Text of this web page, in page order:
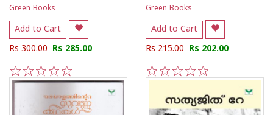
Green Books
Add to Cart
Rs 300.00 Rs 285.00
5
4
3
2
1
Green Books
Add to Cart
Rs 215.00 Rs 202.00
5
4
3
2
1